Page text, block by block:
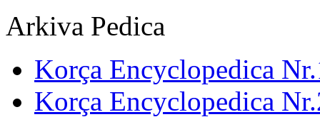
Arkiva Pedica
Korça Encyclopedica
Korça Encyclopedica